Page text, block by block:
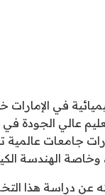
في الإمارات
عالي الجودة في
جامعات عالمية
الهندسة
عن دراسة هذا